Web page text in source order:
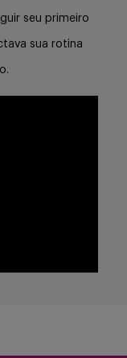
seu primeiro
sua rotina